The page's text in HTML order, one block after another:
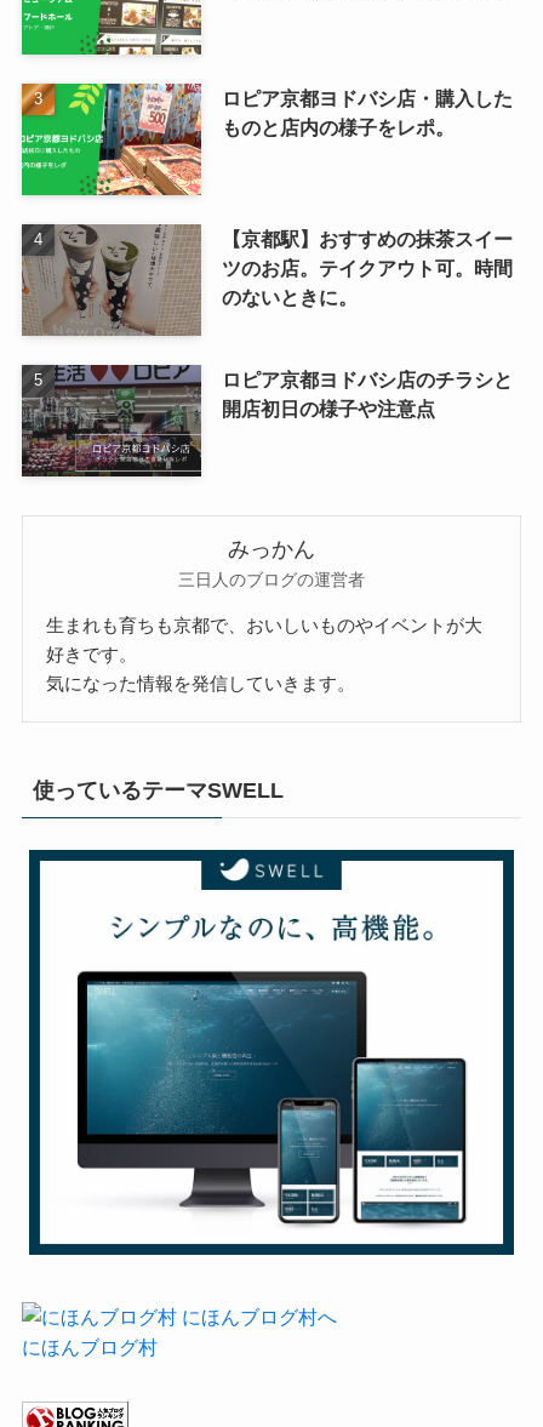
ロピア京都ヨドバシ店・購入した
ものと店内の様子をレポ。
【京都駅】おすすめの抹茶スイー
ツのお店。テイクアウト可。時間
のないときに。
ロピア京都ヨドバシ店のチラシと
開店初日の様子や注意点
みっかん
三日人のブログの運営者
生まれも育ちも京都で、おいしいものやイベントが大
好きです。
気になった情報を発信していきます。
使っているテーマSWELL
にほんブログ村